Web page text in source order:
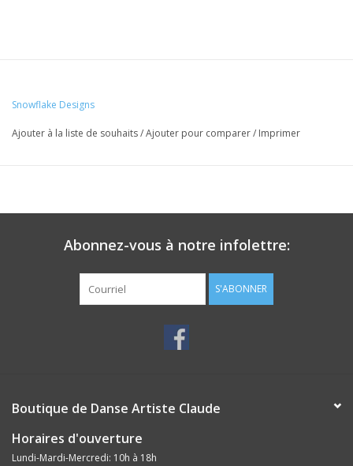
Snowflake Designs
Ajouter à la liste de souhaits/Ajouter pour comparer/ Imprimer
Abonnez-vous à notre infolettre:
S'ABONNER
Boutique de Danse Artiste Claude
Horaires d'ouverture
Lundi-Mardi-Mercredi: 10h à 18h